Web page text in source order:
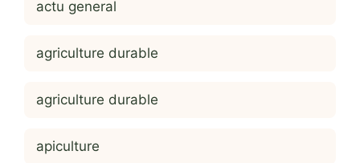
actu general
agriculture durable
agriculture durable
apiculture